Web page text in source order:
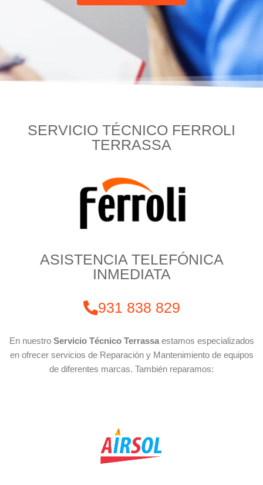
SERVICIO TÉCNICO FERROLI
TERRASSA
ASISTENCIA TELEFÓNICA
INMEDIATA
931 838 829
En nuestro Servicio Técnico Terrassaestamos especializados
en ofrecer servicios de Reparación y Mantenimiento de equipos
de diferentes marcas. También reparamos: